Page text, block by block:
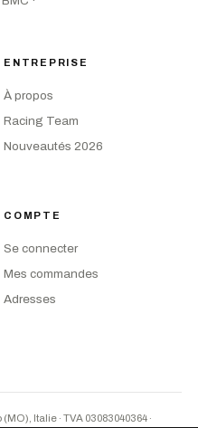
ENTREPRISE
À propos
Racing Team
Nouveautés 2026
COMPTE
Se connecter
Mes commandes
Adresses
Italie · TVA 03083040364 ·